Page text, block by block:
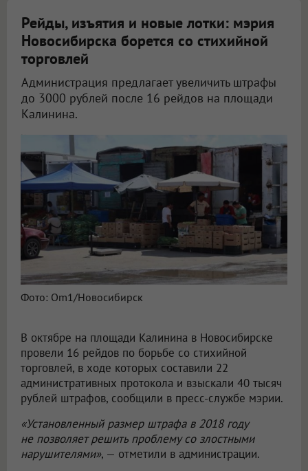
Рейды, изъятия и новые лотки: мэрия
Новосибирска борется со стихийной
торговлей
Администрация предлагает увеличить штрафы
до 3000 рублей после 16 рейдов на площади
Калинина.
Фото: Om1/Новосибирск
В октябре на площади Калинина в Новосибирске
провели 16 рейдов по борьбе со стихийной
торговлей, в ходе которых составили 22
административных протокола и взыскали 40 тысяч
рублей штрафов, сообщили в пресс-службе мэрии.
«Установленный размер штрафа в 2018 году
не позволяет решить проблему со злостными
нарушителями», — отметили в администрации.